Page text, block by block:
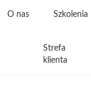
O nas Szkolenia
Strefa
klienta